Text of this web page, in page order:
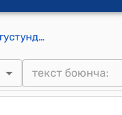
Кыргыз Республикасынын Министрлер Кабинетинин 2025-жылдын 8-августундагы № 481 “2025-2029-жылдарга Кыргыз Республикасында балык уулоочулукту жана аквакультураны өнүктүрүү программасын бекитүү жөнүндө” токтому